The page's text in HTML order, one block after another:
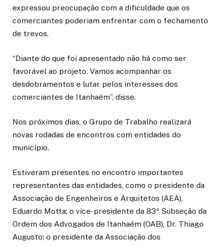
expressou preocupação com a dificuldade que os
comerciantes poderiam enfrentar com o fechamento
de trevos.
“Diante do que foi apresentado não há como ser
favorável ao projeto. Vamos acompanhar os
desdobramentos e lutar pelos interesses dos
comerciantes de Itanhaém”, disse.
Nos próximos dias, o Grupo de Trabalho realizará
novas rodadas de encontros com entidades do
município.
Estiveram presentes no encontro importantes
representantes das entidades, como o presidente da
Associação de Engenheiros e Arquitetos (AEA),
Eduardo Motta; o vice-presidente da 83ª Subseção da
Ordem dos Advogados de Itanhaém (OAB), Dr. Thiago
Augusto; o presidente da Associação dos